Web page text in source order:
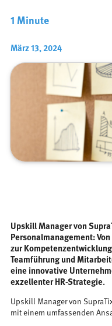
1 Minute
März 13, 2024
Upskill Manager von
Personalmanagement:
zur
Teamführung und
eine innovative
exzellenter HR-Strategie.
Upskill Manager von
mit einem umfassenden